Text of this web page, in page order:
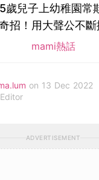
5歲兒子上幼稚園常
招！用大聲公不
mami熱話
on 13 Dec 2022
ADVERTISEMENT